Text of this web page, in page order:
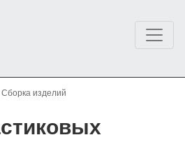
Сборка изделий